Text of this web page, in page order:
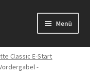
Menü
Classic E-Start
-